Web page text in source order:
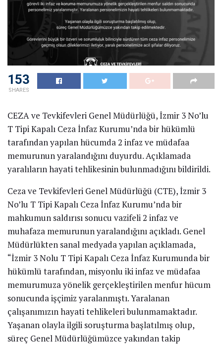
153
SHARES
CEZA ve Tevkifevleri Genel Müdürlüğü, İzmir 3 No’lu
T Tipi Kapalı Ceza İnfaz Kurumu’nda bir hükümlü
tarafından yapılan hücumda 2 infaz ve müdafaa
memurunun yaralandığını duyurdu. Açıklamada
yaralıların hayati tehlikesinin bulunmadığını bildirildi.
Ceza ve Tevkifevleri Genel Müdürlüğü (CTE), İzmir 3
No’lu T Tipi Kapalı Ceza İnfaz Kurumu’nda bir
mahkumun saldırısı sonucu vazifeli 2 infaz ve
muhafaza memurunun yaralandığını açıkladı. Genel
Müdürlükten sanal medyada yapılan açıklamada,
“İzmir 3 Nolu T Tipi Kapalı Ceza İnfaz Kurumunda bir
hükümlü tarafından, misyonlu iki infaz ve müdafaa
memurumuza yönelik gerçekleştirilen menfur hücum
sonucunda işçimiz yaralanmıştı. Yaralanan
çalışanımızın hayati tehlikeleri bulunmamaktadır.
Yaşanan olayla ilgili soruşturma başlatılmış olup,
süreç Genel Müdürlüğümüzce yakından takip